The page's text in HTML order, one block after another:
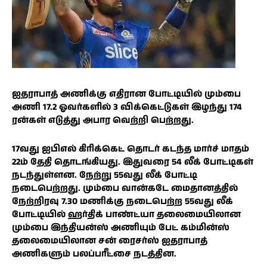
ஐதராபாத் அணிக்கு எதிரான போட்டியில் மும்பை
அணி 17.2 ஓவர்களில் 3 விக்கெட்டுகள் இழந்து 174
ரன்கள் எடுத்து அபார வெற்றி பெற்றது.
17வது ஐபிஎல் கிரிக்கெட் தொடர் கடந்த மார்ச் மாதம்
22ம் தேதி தொடங்கியது. இதுவரை 54 லீக் போட்டிகள்
நடந்துள்ளன. நேற்று 55வது லீக் போட்டி
நடைபெற்றது. மும்பை வான்கடே மைதானத்தில்
நேற்றிரவு 7.30 மணிக்கு நடைபெற்ற 55வது லீக்
போட்டியில் ஹர்திக் பாண்ட்யா தலைமையிலான
மும்பை இந்தியன்ஸ் அணியும் பேட் கம்மின்ஸ்
தலைமையிலான சன் ரைசர்ஸ் ஐதராபாத்
அணிகளும் பலப்பரீட்சை நடத்தின.